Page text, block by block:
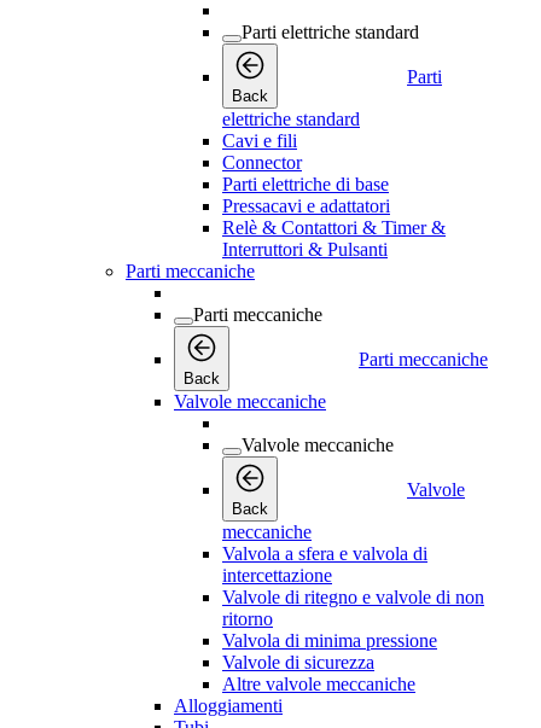
Parti elettriche standard
Back
Parti
elettriche standard
Cavi e fili
Connector
Parti elettriche di base
Pressacavi e adattatori
Relè & Contattori & Timer &
Interruttori & Pulsanti
Parti meccaniche
Parti meccaniche
Back
Parti meccaniche
Valvole meccaniche
Valvole meccaniche
Back
Valvole
meccaniche
Valvola a sfera e valvola di
intercettazione
Valvole di ritegno e valvole di non
ritorno
Valvola di minima pressione
Valvole di sicurezza
Altre valvole meccaniche
Alloggiamenti